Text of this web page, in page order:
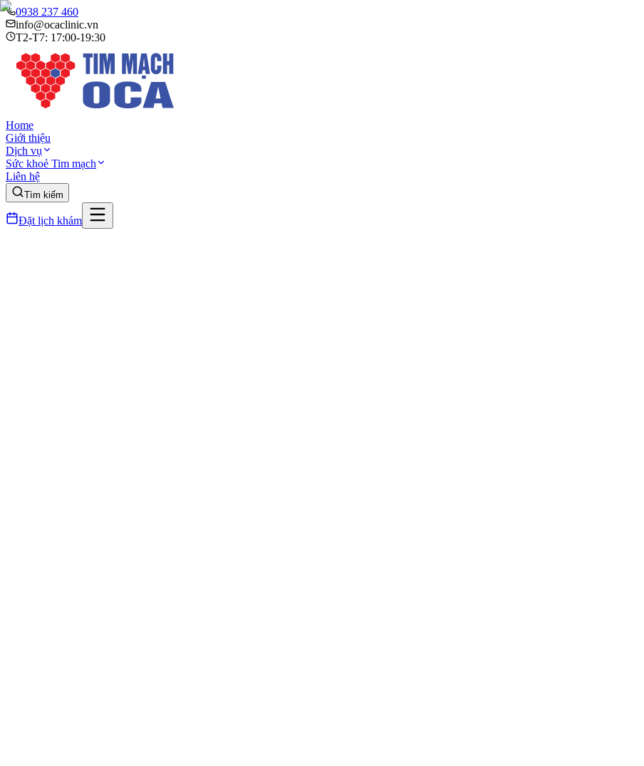
0938 237 460
info@ocaclinic.vn
T2-T7: 17:00-19:30
Home
Giới thiệu
Dịch vụ
Sức khoẻ Tim mạch
Liên hệ
Tìm kiếm
Đặt lịch khám